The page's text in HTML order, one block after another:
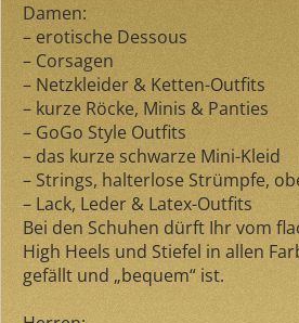
Damen:
– erotische Dessous
– Corsagen
– Netzkleider & Ketten-Outfits
– kurze Röcke, Minis & Panties
– GoGo Style Outfits
– das kurze schwarze Mini-Kleid
– Strings, halterlose Strümpfe,
– Lack, Leder & Latex-Outfits
Bei den Schuhen dürft Ihr vom
High Heels und Stiefel in allen
gefällt und „bequem“ ist.